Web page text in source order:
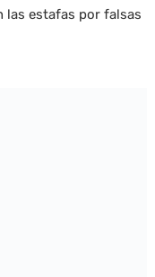
las estafas por falsas